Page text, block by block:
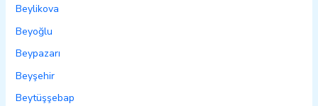
Beylikova
Beyoğlu
Beypazarı
Beyşehir
Beytüşşebap